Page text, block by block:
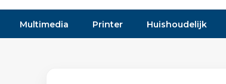
Multimedia Printer Huishoudelijk